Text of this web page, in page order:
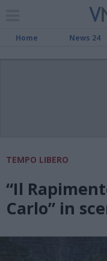
Home News 24
TEMPO LIBERO
“Il
Carlo” in